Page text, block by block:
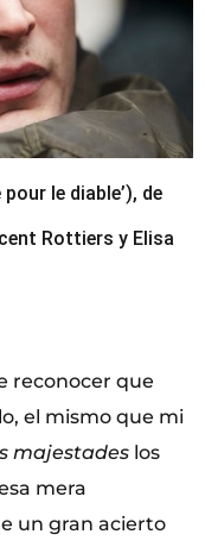
le diable’), de
Rottiers y Elisa
reconocer que
el mismo que mi
majestades los
mera
un gran acierto